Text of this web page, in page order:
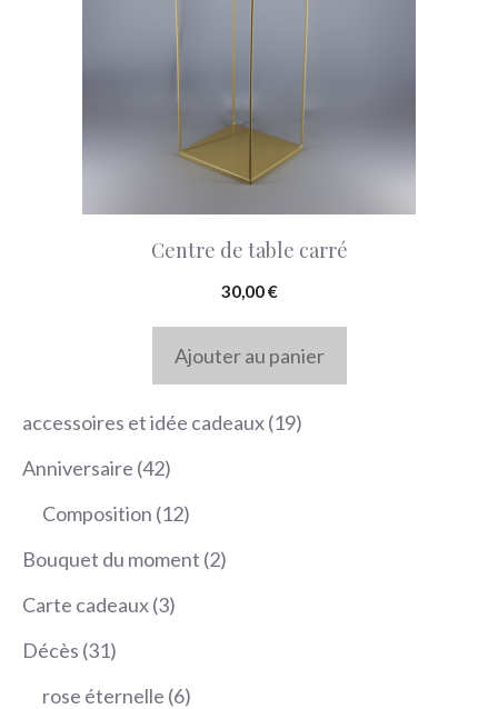
Centre de table carré
30,00€
Ajouter au panier
accessoires et idée cadeaux 1919
Anniversaire 4242
produits
Composition 1212
produits
Bouquet du moment 22
Carte cadeaux 33
Décès 3131
produits
rose éternelle 66